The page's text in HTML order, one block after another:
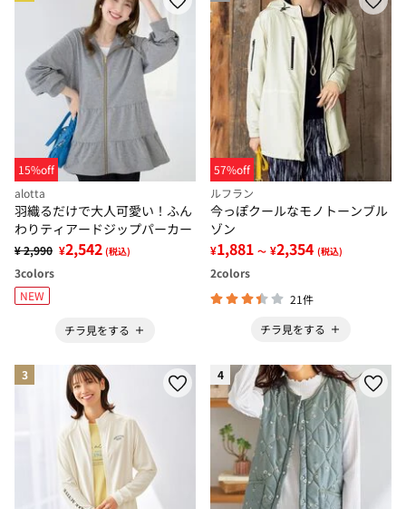
15%off
alotta
羽織るだけで大人可愛い！ふん
わりティアードジップパーカー
¥ 2,990 ¥2,542 (税込)
3colors
NEW
チラ見をする
57%off
ルフラン
今っぽクールなモノトーンブル
ゾン
¥1,881 ～ ¥2,354 (税込)
2colors
21件
チラ見をする
3 4